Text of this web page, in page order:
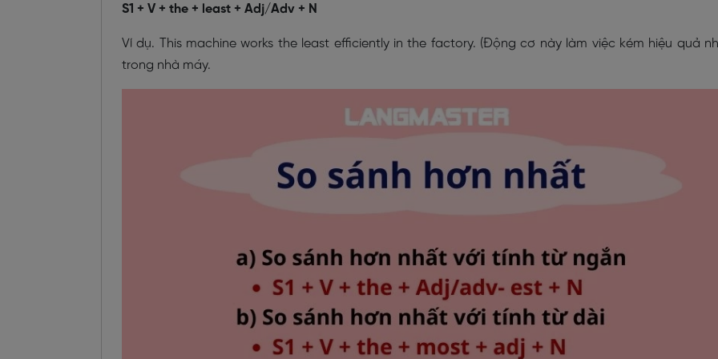
S1 + V + the + least + Adj/Adv + N
Ví dụ. This machine works the least efficiently in the factory. (Động cơ này làm việc kém hiệu quả
trong nhà máy.